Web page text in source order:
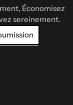
Économisez
sereinement.